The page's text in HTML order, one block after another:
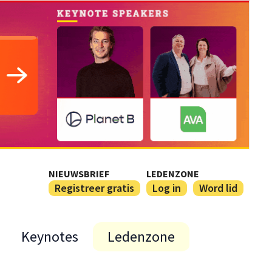
NIEUWSBRIEF
Registreer gratis
LEDENZONE
Log in Word lid
Keynotes Ledenzone